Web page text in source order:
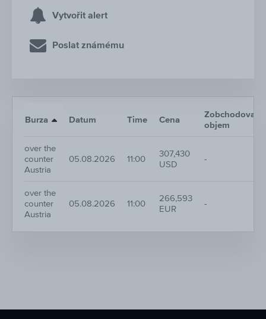
Vytvořit alert
Poslat známému
Burza Datum Time Cena
Zobchodovaný
objem
over the
counter
Austria
05.08.2026 11:00
307,430
USD
-
over the
counter
Austria
05.08.2026 11:00
266,593
EUR
-